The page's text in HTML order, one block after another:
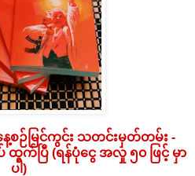
နေ့စဉ်မြင်ကွင်း သတင်းမှတ်တမ်း -
ထွက်ပြီ (ရန်ပုံငွေ အလှု ၅၀ ဖြင့် မှာ
ပါ)